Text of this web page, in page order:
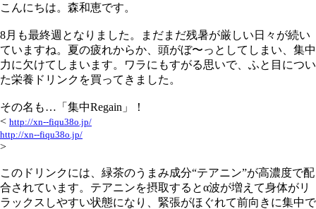
こんにちは。森和恵です。
8月も最終週となりました。まだまだ残暑が厳しい日々が続い
ていますね。夏の疲れからか、頭がぼ〜っとしてしまい、集中
力に欠けてしまいます。ワラにもすがる思いで、ふと目につい
た栄養ドリンクを買ってきました。
その名も…「集中Regain」！
< http://xn--fiqu38o.jp/
http://xn--fiqu38o.jp/
>
このドリンクには、緑茶のうまみ成分“テアニン”が高濃度で配
合されています。テアニンを摂取するとα波が増えて身体がリ
ラックスしやすい状態になり、緊張がほぐれて前向きに集中で